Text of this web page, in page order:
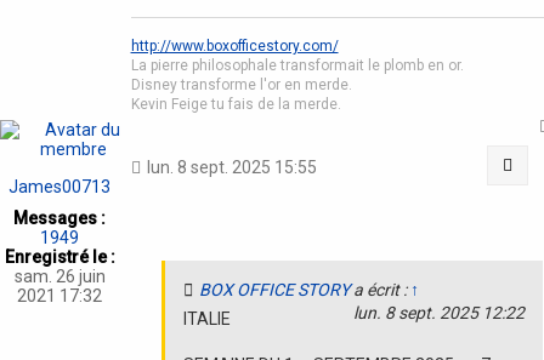
http://www.boxofficestory.com/
La pierre philosophale transformait le plomb en or.
Disney transforme l'or en merde.
Kevin Feige tu fais de la merde.
James00713
Messages :
1949
Enregistré le :
sam. 26 juin
2021 17:32
lun. 8 sept. 2025 15:55
BOX OFFICE STORYa écrit : ↑
lun. 8 sept. 2025 12:22
ITALIE